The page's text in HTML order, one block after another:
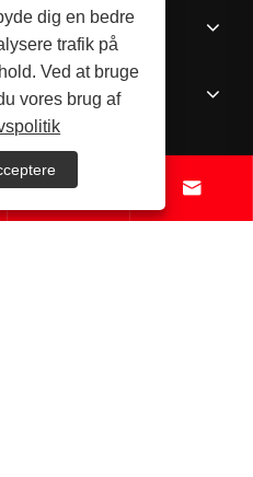
 
dig en bedre
trafik på
Ved at bruge
vores brug af